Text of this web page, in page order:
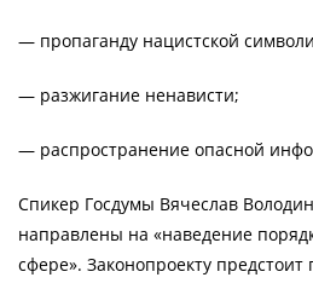
— пропаганду нацистской
— разжигание ненависти;
— распространение опасной
Спикер Госдумы Вячеслав
направлены на «наведение
сфере». Законопроекту